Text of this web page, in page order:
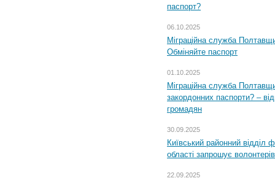
паспорт?
06.10.2025
Міграційна служба
Обміняйте паспорт
01.10.2025
Міграційна служба
закордонних паспорти? –
громадян
30.09.2025
Київський районний відділ
області запрошує
22.09.2025